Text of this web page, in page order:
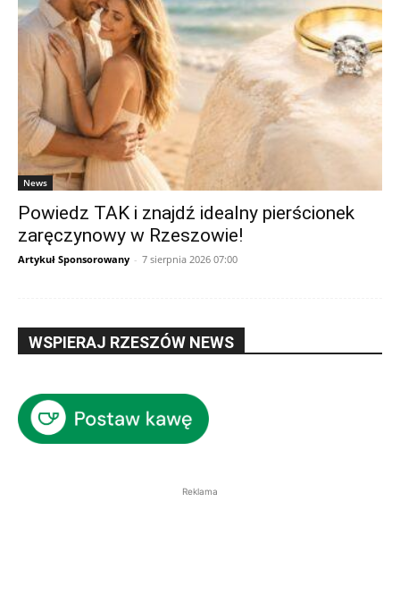
News
Powiedz TAK i znajdź idealny pierścionek
zaręczynowy w Rzeszowie!
Artykuł Sponsorowany - 7 sierpnia 2026 07:00
WSPIERAJ RZESZÓW NEWS
Reklama